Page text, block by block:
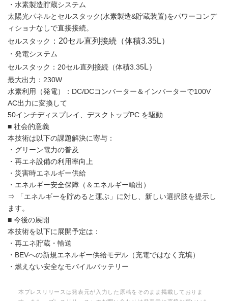
・水素製造貯蔵システム
太陽光パネルとセルスタック(水素製造&貯蔵装置)をパワーコンデ
ィショナなしで直接接続。
セルスタック ：20セル直列接続（体積3.35L）
・発電システム
セルスタック：20セル直列接続（体積3.35 L）
最大出力：230W
水素利用（発電）：DC/DCコンバーター＆インバーターで100V
AC出力に変換して
50インチディスプレイ、デスクトップPC を駆動
■ 社会的意義
本技術は以下の課題解決に寄与：
・グリーン電力の普及
・再エネ設備の利用率向上
・災害時エネルギー供給
・エネルギー安全保障（＆エネルギー輸出）
⇒ 「エネルギーを貯めると運ぶ」に対し、新しい選択肢を提示し
ます。
■ 今後の展開
本技術を以下に展開予定は：
・再エネ貯蔵・輸送
・BEVへの新規エネルギー供給モデル（充電ではなく充填）
・燃えない安全なモバイルバッテリー
本プレスリリースは発表元が入力した原稿をそのまま掲載しておりま